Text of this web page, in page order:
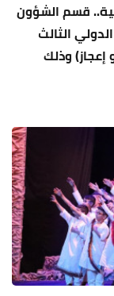
قسم الشؤون
الثالث
إعجاز) وذلك